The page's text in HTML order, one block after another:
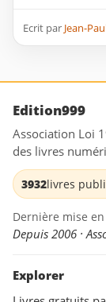
Ecrit par Jean-
Edition999
Association Loi
des livres
3932livres
Dernière mise
Depuis 2006 ·
Explorer